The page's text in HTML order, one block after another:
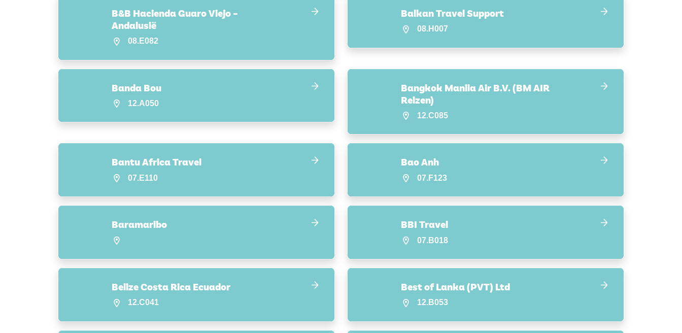
B&B Hacienda Guaro Viejo –
Andalusië
08.E082
Balkan Travel Support
08.H007
Banda Bou
12.A050
Bangkok Manila Air B.V. (BM AIR
Reizen)
12.C085
Bantu Africa Travel
07.E110
Bao Anh
07.F123
Baramaribo BBI Travel
07.B018
Belize Costa Rica Ecuador
12.C041
Best of Lanka (PVT) Ltd
12.B053